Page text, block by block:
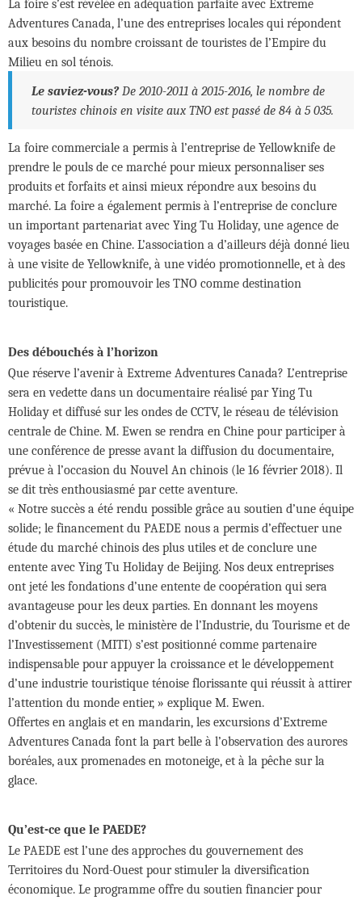
La foire s’est révélée en adéquation parfaite avec Extreme
Adventures Canada, l’une des entreprises locales qui répondent
aux besoins du nombre croissant de touristes de l’Empire du
Milieu en sol ténois.
Le saviez-vous?De 2010-2011 à 2015-2016, le nombre de
touristes chinois en visite aux TNO est passé de 84 à 5 035.
La foire commerciale a permis à l’entreprise de Yellowknife de
prendre le pouls de ce marché pour mieux personnaliser ses
produits et forfaits et ainsi mieux répondre aux besoins du
marché. La foire a également permis à l’entreprise de conclure
un important partenariat avec Ying Tu Holiday, une agence de
voyages basée en Chine. L’association a d’ailleurs déjà donné lieu
à une visite de Yellowknife, à une vidéo promotionnelle, et à des
publicités pour promouvoir les TNO comme destination
touristique.
Des débouchés à l’horizon
Que réserve l’avenir à Extreme Adventures Canada? L’entreprise
sera en vedette dans un documentaire réalisé par Ying Tu
Holiday et diffusé sur les ondes de CCTV, le réseau de télévision
centrale de Chine. M. Ewen se rendra en Chine pour participer à
une conférence de presse avant la diffusion du documentaire,
prévue à l’occasion du Nouvel An chinois (le 16 février 2018). Il
se dit très enthousiasmé par cette aventure.
« Notre succès a été rendu possible grâce au soutien d’une équipe
solide; le financement du PAEDE nous a permis d’effectuer une
étude du marché chinois des plus utiles et de conclure une
entente avec Ying Tu Holiday de Beijing. Nos deux entreprises
ont jeté les fondations d’une entente de coopération qui sera
avantageuse pour les deux parties. En donnant les moyens
d’obtenir du succès, le ministère de l’Industrie, du Tourisme et de
l’Investissement (MITI) s’est positionné comme partenaire
indispensable pour appuyer la croissance et le développement
d’une industrie touristique ténoise florissante qui réussit à attirer
l’attention du monde entier, » explique M. Ewen.
Offertes en anglais et en mandarin, les excursions d’Extreme
Adventures Canada font la part belle à l’observation des aurores
boréales, aux promenades en motoneige, et à la pêche sur la
glace.
Qu’est-ce que le PAEDE?
Le PAEDE est l’une des approches du gouvernement des
Territoires du Nord-Ouest pour stimuler la diversification
économique. Le programme offre du soutien financier pour